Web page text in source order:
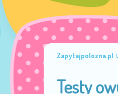
Zapytajpolozna.pl
Testy